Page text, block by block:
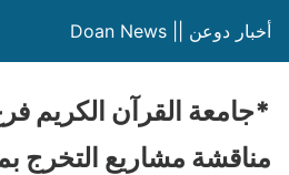
أخبار دوعن || Doan News
*جامعة القرآن الكريم
مناقشة مشاريع التخرج